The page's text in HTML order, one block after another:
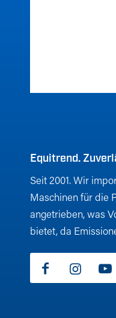
Equitrend.
Seit 2001. Wir
Maschinen für die
angetrieben, was
bietet, da